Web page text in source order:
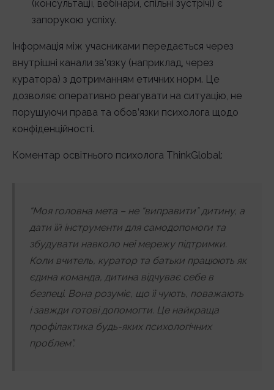
(консультації, вебінари, спільні зустрічі) є
запорукою успіху.
Інформація між учасниками передається через
внутрішні канали зв’язку (наприклад, через
куратора) з дотриманням етичних норм. Це
дозволяє оперативно реагувати на ситуацію, не
порушуючи права та обов’язки психолога щодо
конфіденційності.
Коментар освітнього психолога ThinkGlobal:
“Моя головна мета – не “виправити” дитину, а
дати їй інструменти для самодопомоги та
збудувати навколо неї мережу підтримки.
Коли вчитель, куратор та батьки працюють як
єдина команда, дитина відчуває себе в
безпеці. Вона розуміє, що її чують, поважають
і завжди готові допомогти. Це найкраща
профілактика будь-яких психологічних
проблем”.